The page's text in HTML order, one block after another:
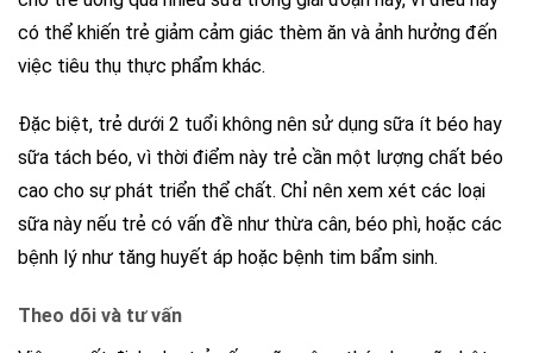
có thể khiến trẻ giảm cảm giác thèm ăn và ảnh hưởng đến
việc tiêu thụ thực phẩm khác.
Đặc biệt, trẻ dưới 2 tuổi không nên sử dụng sữa ít béo hay
sữa tách béo, vì thời điểm này trẻ cần một lượng chất béo
cao cho sự phát triển thể chất. Chỉ nên xem xét các loại
sữa này nếu trẻ có vấn đề như thừa cân, béo phì, hoặc các
bệnh lý như tăng huyết áp hoặc bệnh tim bẩm sinh.
Theo dõi và tư vấn